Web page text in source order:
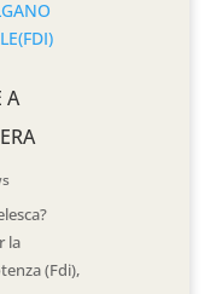
A
la
(Fdi),